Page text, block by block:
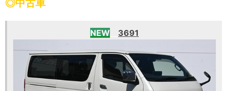
◎中古車
NEW 3691